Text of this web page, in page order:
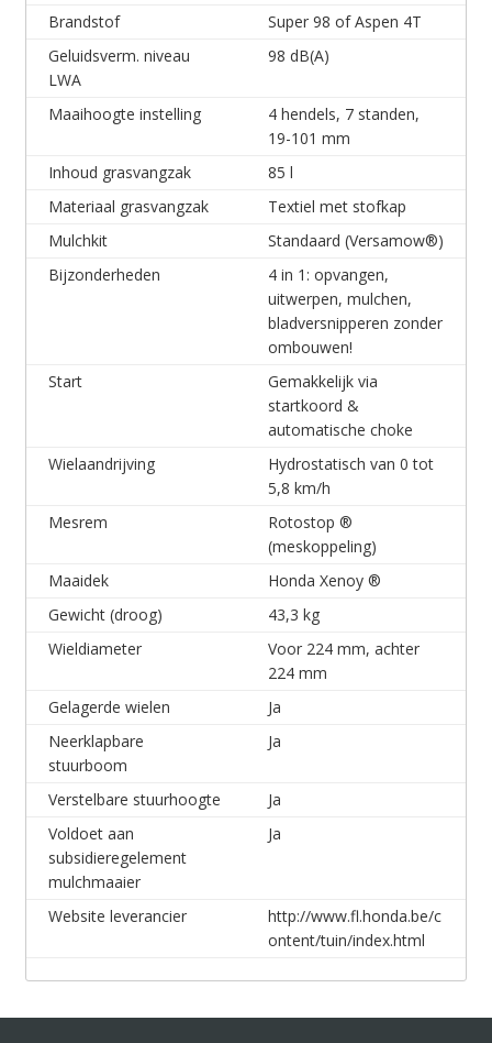
Brandstof
Super 98 of Aspen 4T
Geluidsverm. niveau
LWA
98 dB(A)
Maaihoogte instelling
4 hendels, 7 standen,
19-101 mm
Inhoud grasvangzak
85 l
Materiaal grasvangzak
Textiel met stofkap
Mulchkit
Standaard (Versamow®)
Bijzonderheden
4 in 1: opvangen,
uitwerpen, mulchen,
bladversnipperen zonder
ombouwen!
Start
Gemakkelijk via
startkoord &
automatische choke
Wielaandrijving
Hydrostatisch van 0 tot
5,8 km/h
Mesrem
Rotostop ®
(meskoppeling)
Maaidek
Honda Xenoy ®
Gewicht (droog)
43,3 kg
Wieldiameter
Voor 224 mm, achter
224 mm
Gelagerde wielen
Ja
Neerklapbare
stuurboom
Ja
Verstelbare stuurhoogte
Ja
Voldoet aan
subsidieregelement
mulchmaaier
Ja
Website leverancier
http://www.fl.honda.be/c
ontent/tuin/index.html